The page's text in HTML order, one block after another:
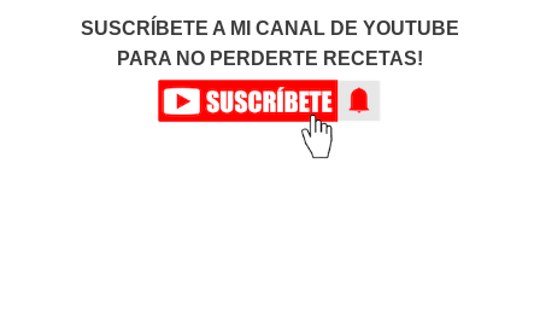
SUSCRÍBETE A MI CANAL DE YOUTUBE
PARA NO PERDERTE RECETAS!